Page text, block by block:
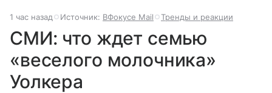
1 час назад Источник: ВФокусе Mail Тренды и реакции
СМИ: что ждет семью
«веселого молочника»
Уолкера